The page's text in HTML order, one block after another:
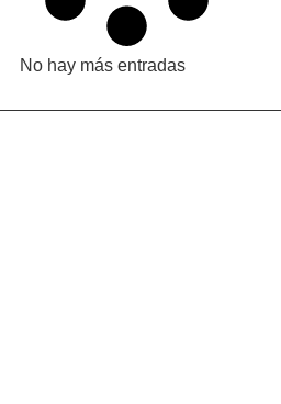
No hay más entradas